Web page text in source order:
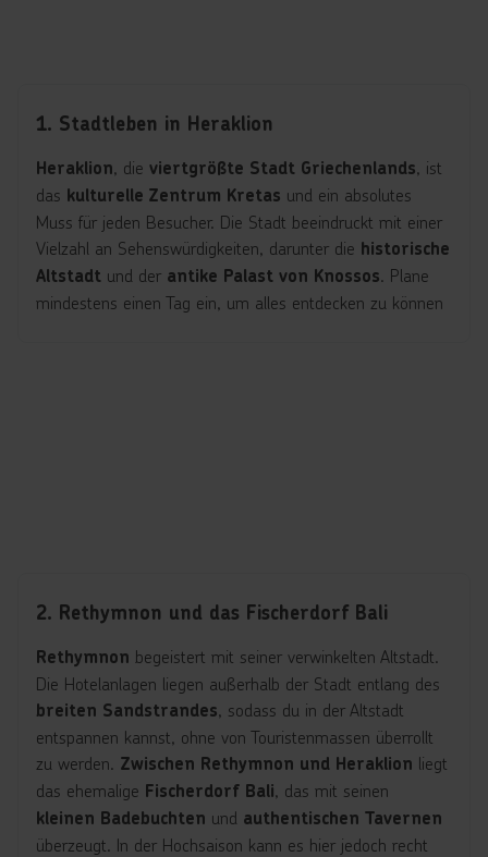
1. Stadtleben in Heraklion
Heraklion, die viertgrößte Stadt Griechenlands, ist
das kulturelle Zentrum Kretas und ein absolutes
Muss für jeden Besucher. Die Stadt beeindruckt mit einer
Vielzahl an Sehenswürdigkeiten, darunter die historische
Altstadt und der antike Palast von Knossos. Plane
mindestens einen Tag ein, um alles entdecken zu können
2. Rethymnon und das Fischerdorf Bali
Rethymnon begeistert mit seiner verwinkelten Altstadt.
Die Hotelanlagen liegen außerhalb der Stadt entlang des
breiten Sandstrandes, sodass du in der Altstadt
entspannen kannst, ohne von Touristenmassen überrollt
zu werden. Zwischen Rethymnon und Heraklion liegt
das ehemalige Fischerdorf Bali, das mit seinen
kleinen Badebuchten und authentischen Tavernen
überzeugt. In der Hochsaison kann es hier jedoch recht